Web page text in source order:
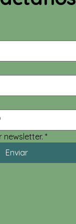
newsletter. *
Enviar